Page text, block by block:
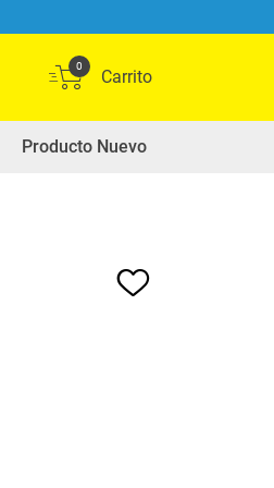
0
Producto Nuevo